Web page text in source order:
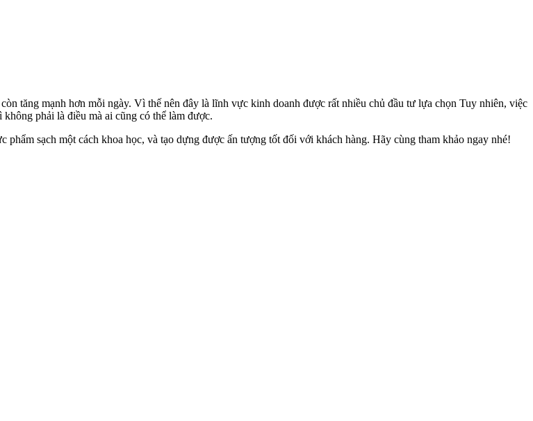
tăng mạnh hơn mỗi ngày. Vì thế nên đây là lĩnh vực kinh doanh được rất nhiều chủ đầu tư lựa chọn Tuy nhiên, việc
phải là điều mà ai cũng có thể làm được.
sạch một cách khoa học, và tạo dựng được ấn tượng tốt đối với khách hàng. Hãy cùng tham khảo ngay nhé!